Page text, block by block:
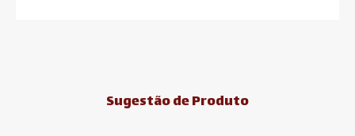
Sugestão de Produto